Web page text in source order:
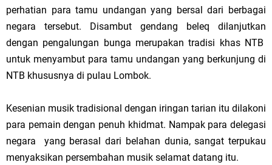
perhatian para tamu undangan yang bersal dari berbagai
negara tersebut. Disambut gendang beleq dilanjutkan
dengan pengalungan bunga merupakan tradisi khas NTB
untuk menyambut para tamu undangan yang berkunjung di
NTB khususnya di pulau Lombok.
Kesenian musik tradisional dengan iringan tarian itu dilakoni
para pemain dengan penuh khidmat. Nampak para delegasi
negara yang berasal dari belahan dunia, sangat terpukau
menyaksikan persembahan musik selamat datang itu.